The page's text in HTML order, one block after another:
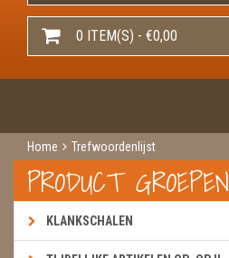
0 ITEM(S) - €0,00
Home Trefwoordenlijst
PRODUCT GROEPEN
KLANKSCHALEN